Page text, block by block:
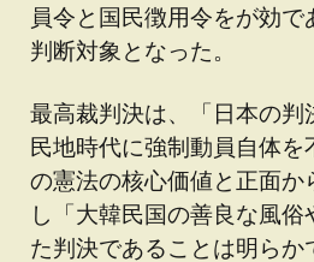
員令と国民徴用令をが効
判断対象となった。
最高裁判決は、「日本の判
民地時代に強制動員自体を
の憲法の核心価値と正面か
し「大韓民国の善良な風俗
た判決であることは明らか